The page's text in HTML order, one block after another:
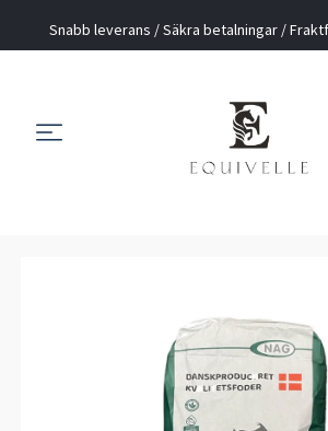
Snabb leverans / Säkra betalningar /